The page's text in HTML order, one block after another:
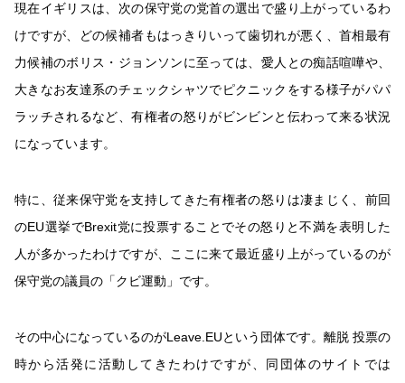
現在イギリスは、次の保守党の党首の選出で盛り上がっているわ
けですが、どの候補者もはっきりいって歯切れが悪く、首相最有
力候補のボリス・ジョンソンに至っては、愛人との痴話喧嘩や、
大きなお友達系のチェックシャツでピクニックをする様子がパパ
ラッチされるなど、有権者の怒りがビンビンと伝わって来る状況
になっています。
特に、従来保守党を支持してきた有権者の怒りは凄まじく、前回
のEU選挙でBrexit党に投票することでその怒りと不満を表明した
人が多かったわけですが、ここに来て最近盛り上がっているのが
保守党の議員の「クビ運動」です。
その中心になっているのがLeave.EUという団体です。離脱 投票の
時から活発に活動してきたわけですが、同団体のサイトでは